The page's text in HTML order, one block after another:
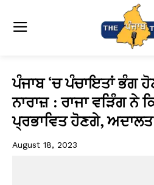
ਪੰਜਾਬ ‘ਚ ਪੰਚਾਇਤਾਂ ਭੰਗ
ਨਾਰਾਜ਼ : ਰਾਜਾ ਵੜਿੰਗ ਨੇ
ਪ੍ਰਭਾਵਿਤ ਹੋਣਗੇ,
August 18, 2023